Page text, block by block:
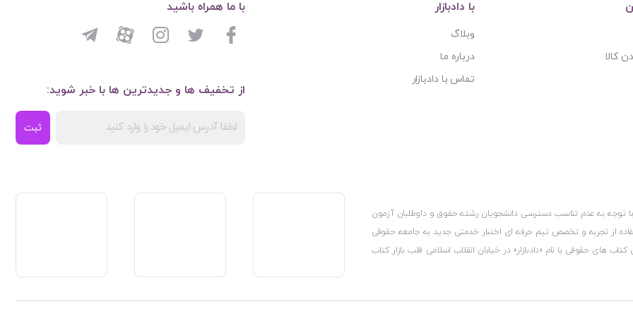
کالا
با دادبازار
وبلاگ
درباره ما
تماس با دادبازار
از تخفیف ها و جدیدترین ها با خبر شوید:
ثبت
با ما همراه باشید
توجه به عدم تناسب دسترسی دانشجویان رشته حقوق و داوطلبان آزمون
از تجربه و تخصص تیم حرفه ای اختبار خدمتی جدید به جامعه حقوقی
های حقوقی با نام «دادبازار» در خیابان انقلاب اسلامی قلب بازار کتاب
وزارت صنعت، معدن و تجارت، نشان ملی ثبت رسانه های دیجیتال از